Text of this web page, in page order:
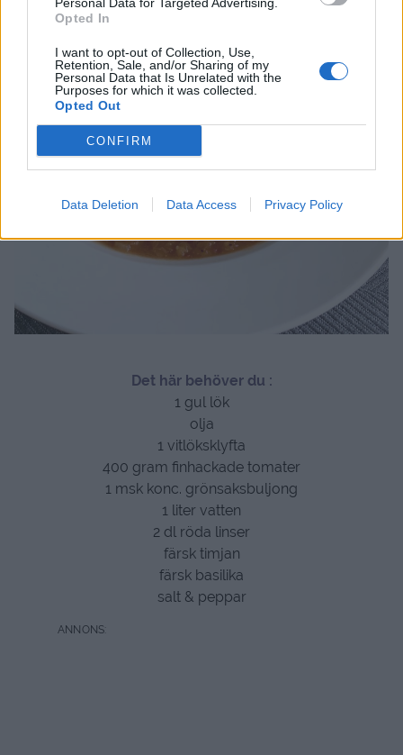
Opted In
I want to opt-out of Collection, Use,
Retention, Sale, and/or Sharing of my
Personal Data that Is Unrelated with the
Purposes for which it was collected.
Opted Out
CONFIRM
Data Deletion Data Access Privacy Policy
Det här behöver du :
1 gul lök
olja
1 vitlöksklyfta
400 gram finhackade tomater
1 msk konc. grönsaksbuljong
1 liter vatten
2 dl röda linser
färsk timjan
färsk basilika
salt & peppar